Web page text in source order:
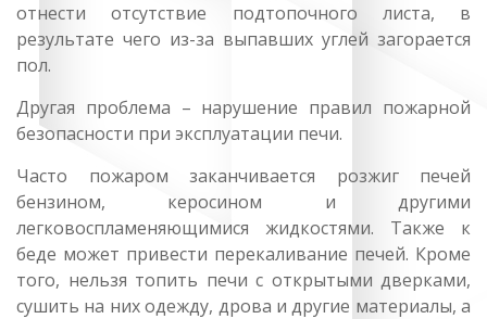
отнести отсутствие подтопочного листа, в
результате чего из-за выпавших углей загорается
пол.
Другая проблема – нарушение правил пожарной
безопасности при эксплуатации печи.
Часто пожаром заканчивается розжиг печей
бензином, керосином и другими
легковоспламеняющимися жидкостями. Также к
беде может привести перекаливание печей. Кроме
того, нельзя топить печи с открытыми дверками,
сушить на них одежду, дрова и другие материалы, а